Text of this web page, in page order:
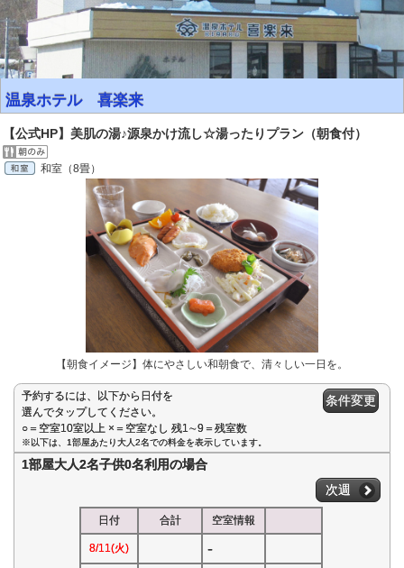
温泉ホテル 喜楽来
【公式HP】美肌の湯♪源泉かけ流し☆湯ったりプラン（朝食付）
和室（8畳）
【朝食イメージ】体にやさしい和朝食で、清々しい一日を。
予約するには、以下から日付を
選んでタップしてください。
○＝空室10室以上 ×＝空室なし 残1∼9＝残室数
条件変更
※以下は、1部屋あたり大人2名での料金を表示しています。
1部屋大人2名子供0名利用の場合
次週
日付 合計 空室情報
8/11(火) -